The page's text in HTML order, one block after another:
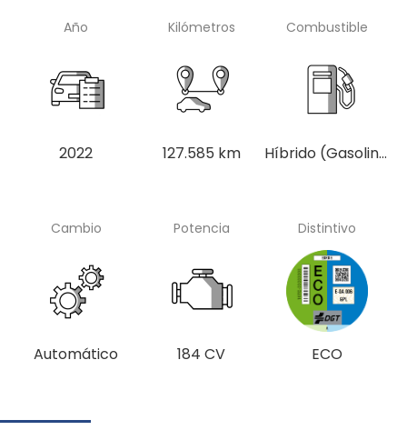
Año
2022
Kilómetros
127.585 km
Combustible
Híbrido (Gasolina)
Cambio
Automático
Potencia
184 CV
Distintivo
ECO